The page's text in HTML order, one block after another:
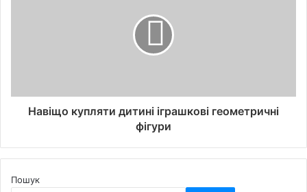
Навіщо купляти дитині іграшкові геометричні
фігури
Пошук